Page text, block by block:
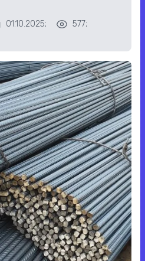
01.10.2025;
577;